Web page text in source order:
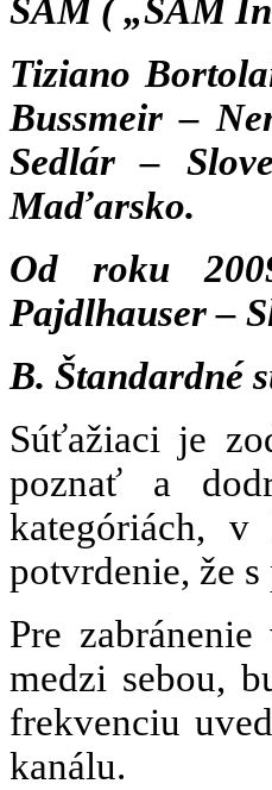
SAM ( „SAM
Tiziano
Bussmeir –
Sedlár –
Maďarsko.
Od roku
Pajdlhauser –
B. Štandardné
Súťažiaci je
poznať a
kategóriách,
potvrdenie, že
Pre
medzi sebou,
frekvenciu
kanálu.